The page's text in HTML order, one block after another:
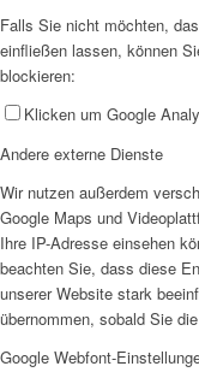
Falls Sie nicht möchten,
einfließen lassen, können
blockieren:
Klicken um Google
Andere externe Dienste
Wir nutzen außerdem
Google Maps und
Ihre IP-Adresse einsehen
beachten Sie, dass diese
unserer Website stark
übernommen, sobald Sie
Google Webfont-